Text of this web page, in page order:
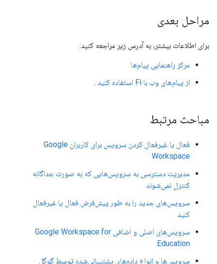
مراحل بعدی
برای اطلاعات بیشتر، به آدرس زیر مراجعه کنید:
مرکز راهنمایی پیام‌ها
از پیام‌های وب با Fi استفاده کنید
.
مباحث مرتبط
فعال یا غیرفعال کردن سرویس برای کاربران Google
Workspace
مدیریت دسترسی به سرویس‌هایی که به صورت جداگانه
کنترل نمی‌شوند
سرویس‌های جدید را به طور پیش‌فرض فعال یا غیرفعال
کنید
سرویس‌های اصلی و اضافی Google Workspace for
Education
سرویس‌ها و انواع داده‌های پشتیبانی‌شده توسط گوگل